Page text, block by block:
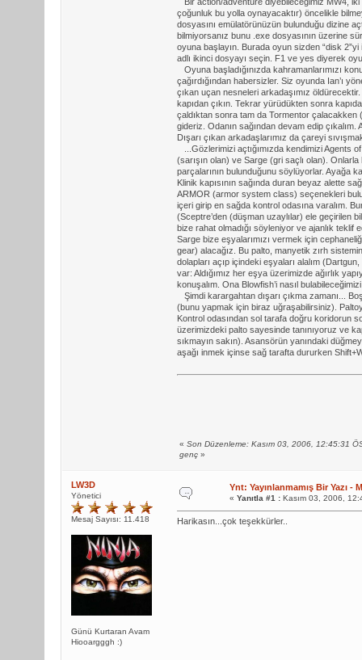
çoğunluk bu yolla oynayacaktır) öncelikle
dosyasını emülatörünüzün bulunduğu dizine
bilmiyorsanız bunu .exe dosyasının üzerine
oyuna başlayın. Burada oyun sizden “disk
adlı ikinci dosyayı seçin. F1 ve yes diyerek
Oyuna başladığınızda kahramanlarımızı
çağırdığından habersizler. Siz oyunda Ian’ı
çıkan uçan nesneleri arkadaşımız
kapıdan çıkın. Tekrar yürüdükten sonra
çaldıktan sonra tam da Tormentor
gideriz. Odanın sağından devam edip
Dışarı çıkan arkadaşlarımız da çareyi
...Gözlerimizi açtığımızda kendimizi Agents
(sarışın olan) ve Sarge (gri saçlı olan).
parçalarının bulunduğunu söylüyorlar. Ayağa
Klinik kapısının sağında duran beyaz alette
ARMOR (armor system class) seçenekleri
içeri girip en sağda kontrol odasına varalım.
(Sceptre’den (düşman uzaylılar) ele geçirilen
bize rahat olmadığı söyleniyor ve ajanlık
Sarge bize eşyalarımızı vermek için
gear) alacağız. Bu palto, manyetik zırh
dolapları açıp içindeki eşyaları alalım
var: Aldığımız her eşya üzerimizde ağırlık
konuşalım. Ona Blowfish’i nasıl
Şimdi karargahtan dışarı çıkma zamanı...
(bunu yapmak için biraz uğraşabilirsiniz).
Kontrol odasından sol tarafa doğru koridorun
üzerimizdeki palto sayesinde tanınıyoruz ve
sıkmayın sakın). Asansörün yanındaki
aşağı inmek içinse sağ tarafta dururken
« Son Düzenleme: Kasım 03, 2006, 12:45:31
genç»
LW3D
Yönetici
Mesaj Sayısı: 11.418
Günü Kurtaran Avam
Hiooargggh :)
Ynt: Yayınlanmamış Bir Yazı -
« Yanıtla #1 :Kasım 03, 2006,
Harikasın...çok teşekkürler..